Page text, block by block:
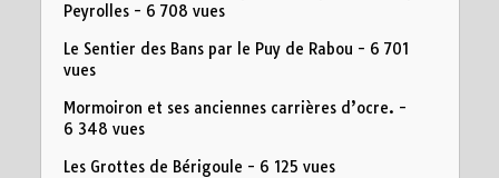
Peyrolles- 6 708 vues
Le Sentier des Bans par le Puy de Rabou - 6 701
vues
Mormoiron et ses anciennes carrières d’ocre. -
6 348 vues
Les Grottes de Bérigoule - 6 125 vues